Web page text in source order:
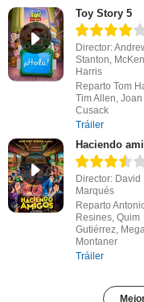
Toy Story 5
Director:
Stanton,
Harris
Reparto Tom
Tim Allen, Joan
Cusack
Tráiler
Haciendo
Director: David
Marqués
Reparto
Resines, Quim
Gutiérrez,
Montaner
Tráiler